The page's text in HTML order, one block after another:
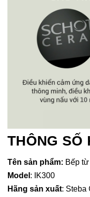
THÔNG SỐ
Tên sản phẩm: Bếp
Model : IK300
Hãng sản xuất: Steba